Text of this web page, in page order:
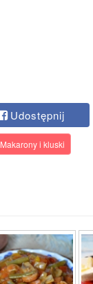
Udostępnij
Makarony i kluski